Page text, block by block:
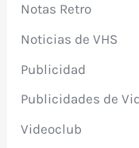
Notas Retro
Noticias de VHS
Publicidad
Publicidades de
Videoclub